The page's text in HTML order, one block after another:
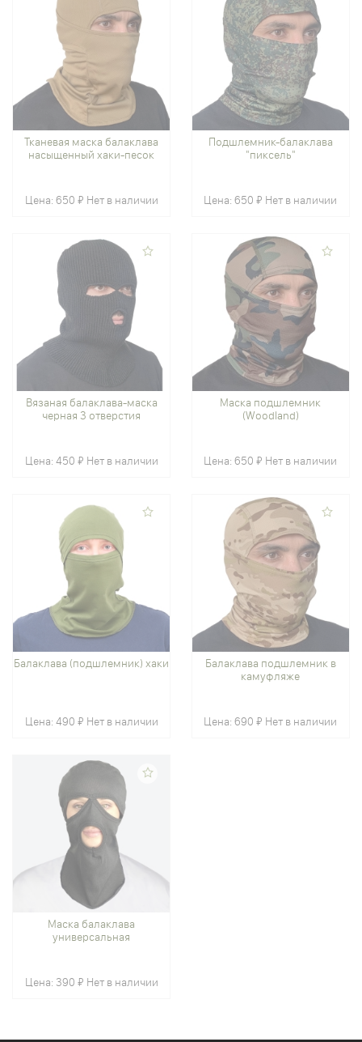
Тканевая маска балаклава
насыщенный хаки-песок
Цена: 650 ₽ Нет в наличии
Подшлемник-балаклава
"пиксель"
Цена:650 ₽ Нет в наличии
Вязаная балаклава-маска
черная 3 отверстия
Цена: 450 ₽ Нет в наличии
Маска подшлемник
(Woodland)
Цена:650 ₽ Нет в наличии
Балаклава (подшлемник) хаки
Цена: 490 ₽ Нет в наличии
Балаклава подшлемник в
камуфляже
Цена:690 ₽ Нет в наличии
Маска балаклава
универсальная
Цена: 390 ₽ Нет в наличии